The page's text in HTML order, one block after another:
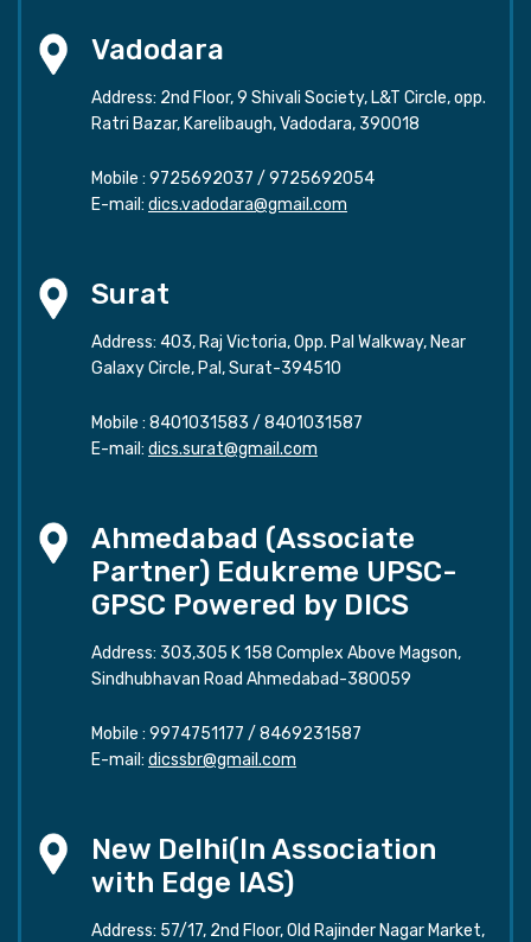
Vadodara
Address: 2nd Floor, 9 Shivali Society, L&T Circle, opp.
Ratri Bazar, Karelibaugh, Vadodara, 390018
Mobile : 9725692037 / 9725692054
E-mail: dics.vadodara@gmail.com
Surat
Address: 403, Raj Victoria, Opp. Pal Walkway, Near
Galaxy Circle, Pal, Surat-394510
Mobile : 8401031583 / 8401031587
E-mail: dics.surat@gmail.com
Ahmedabad (Associate
Partner) Edukreme UPSC-
GPSC Powered by DICS
Address: 303,305 K 158 Complex Above Magson,
Sindhubhavan Road Ahmedabad-380059
Mobile : 9974751177 / 8469231587
E-mail: dicssbr@gmail.com
New Delhi(In Association
with Edge IAS)
Address: 57/17, 2nd Floor, Old Rajinder Nagar Market,